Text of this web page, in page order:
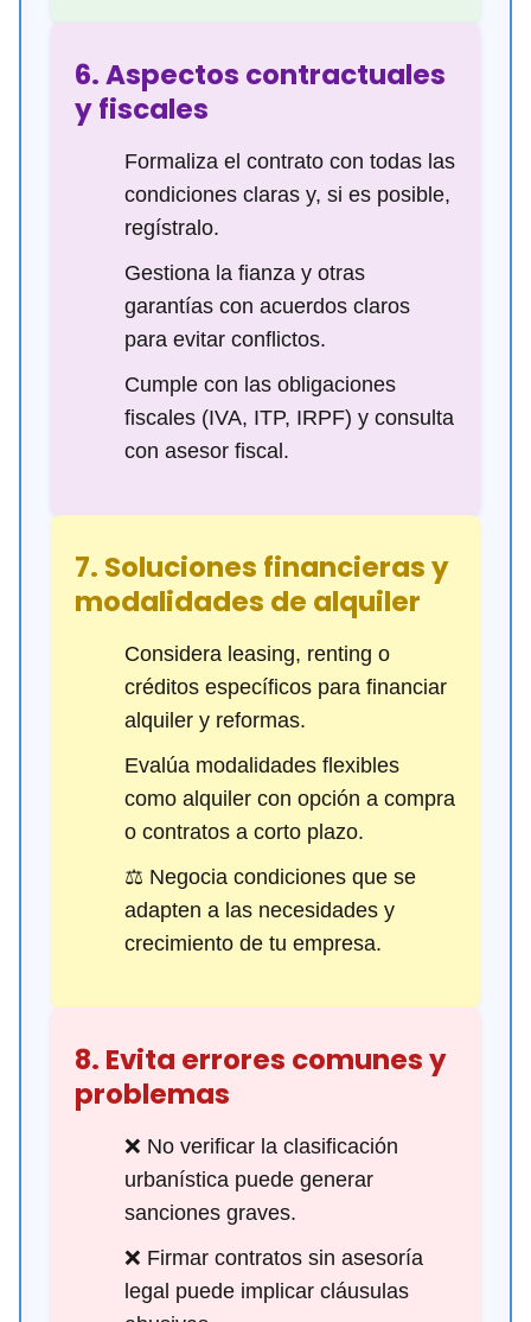
6. Aspectos contractuales
y fiscales
Formaliza el contrato con todas las
condiciones claras y, si es posible,
regístralo.
Gestiona la fianza y otras
garantías con acuerdos claros
para evitar conflictos.
Cumple con las obligaciones
fiscales (IVA, ITP, IRPF) y consulta
con asesor fiscal.
7. Soluciones financieras y
modalidades de alquiler
Considera leasing, renting o
créditos específicos para financiar
alquiler y reformas.
Evalúa modalidades flexibles
como alquiler con opción a compra
o contratos a corto plazo.
⚖️ Negocia condiciones que se
adapten a las necesidades y
crecimiento de tu empresa.
8. Evita errores comunes y
problemas
❌ No verificar la clasificación
urbanística puede generar
sanciones graves.
❌ Firmar contratos sin asesoría
legal puede implicar cláusulas